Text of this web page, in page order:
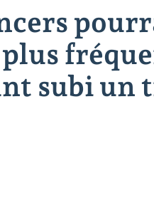
subi un